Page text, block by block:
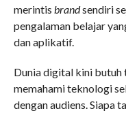
merintis brandsendiri
pengalaman belajar
dan aplikatif.
Dunia digital kini butuh
memahami teknologi
dengan audiens. Siapa